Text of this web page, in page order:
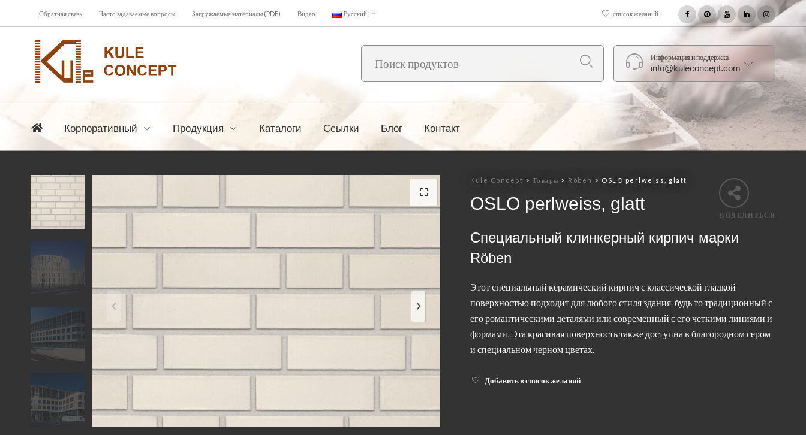
Обратная связь Часто задаваемые вопросы Загружаемые материалы (PDF) Видео Русский список желаний
Информация и поддержка
info@kuleconcept.com
Корпоративный Продукция Каталоги Ссылки Блог Контакт
ПОДЕЛИТЬСЯ
Kule Concept > Товары > Röben > OSLO perlweiss, glatt
OSLO perlweiss, glatt
Специальный клинкерный кирпич марки
Röben
Этот специальный керамический кирпич с классической гладкой
поверхностью подходит для любого стиля здания, будь то традиционный с
его романтическими деталями или современный с его четкими линиями и
формами. Эта красивая поверхность также доступна в благородном сером
и специальном черном цветах.
Добавить в список желаний